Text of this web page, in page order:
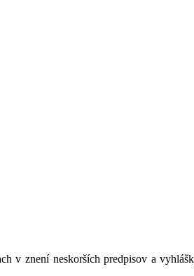
v znení neskorších predpisov a